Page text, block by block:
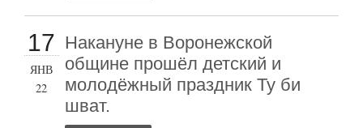
17
ЯНВ
22
Накануне в Воронежской
общине прошёл детский и
молодёжный праздник Ту би
шват.